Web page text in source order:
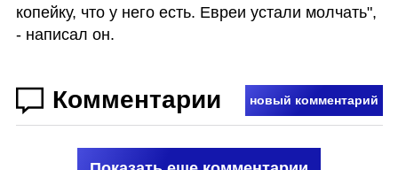
копейку, что у него есть. Евреи устали молчать",
- написал он.
Комментарии новый комментарий